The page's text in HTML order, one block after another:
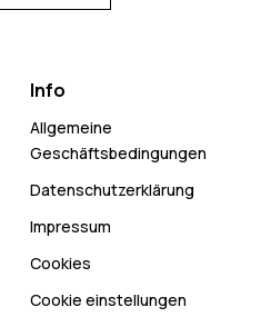
Info
Allgemeine
Geschäftsbedingungen
Datenschutzerklärung
Impressum
Cookies
Cookie einstellungen